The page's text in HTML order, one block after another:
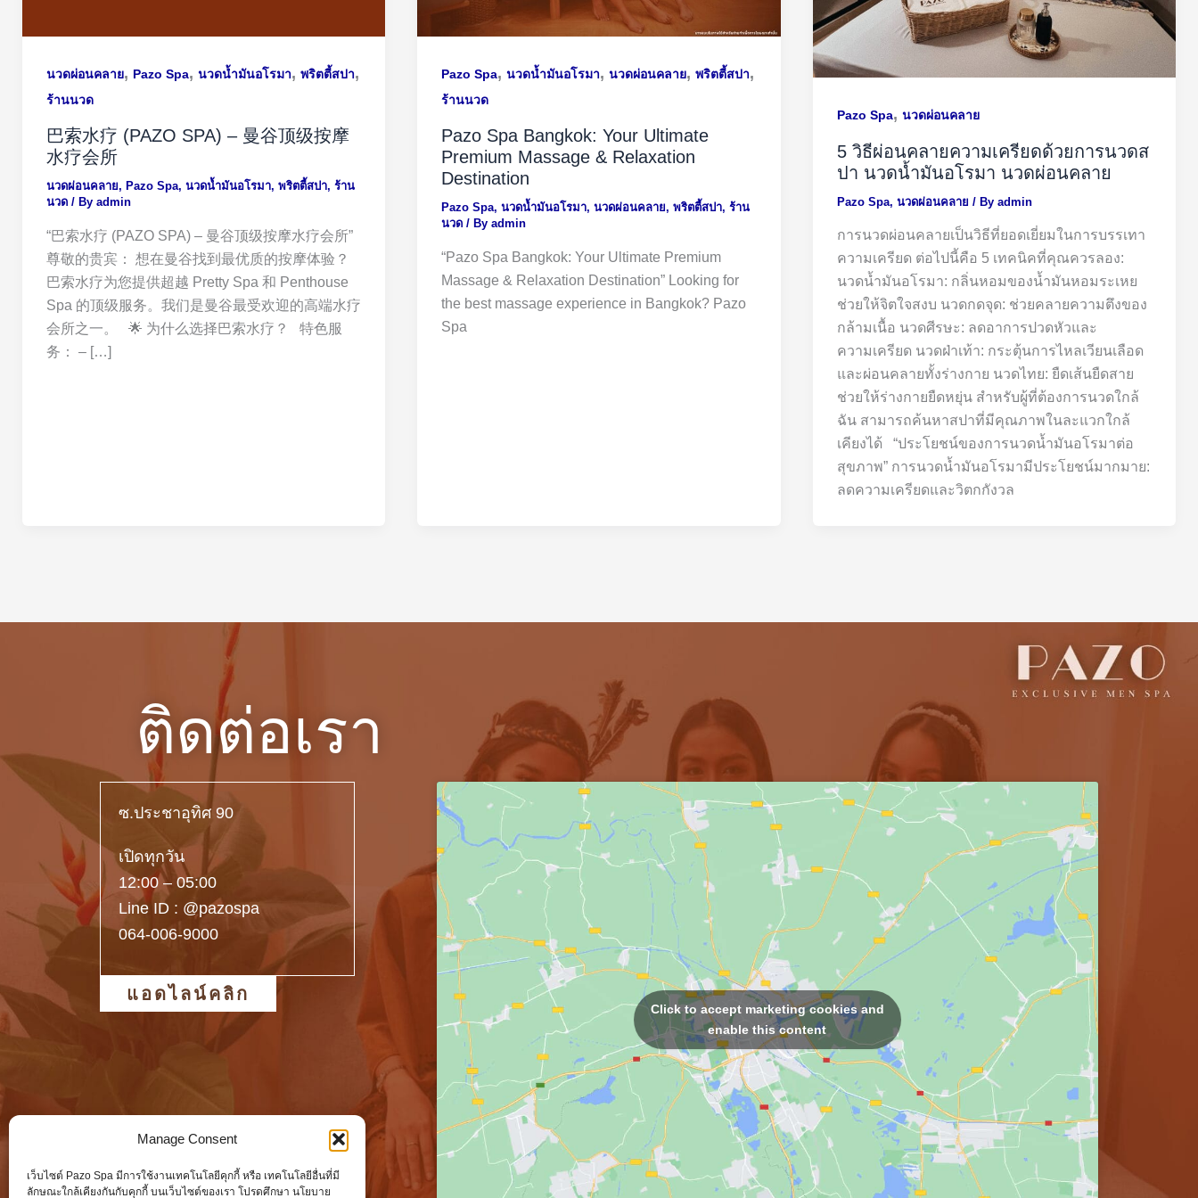
Manage Consent
เว็บไซต์ Pazo Spa มีการใช้งานเทคโนโลยีคุกกี้ หรือ เทคโนโลยีอื่นที่มี
ลักษณะใกล้เคียงกันกับคุกกี้ บนเว็บไซต์ของเรา โปรดศึกษา นโยบาย
นวดผ่อนคลาย, Pazo Spa, นวดน้ำมันอโรมา, พริตตี้สปา,
ร้านนวด
巴索水疗 (PAZO SPA) – 曼谷顶级按摩
水疗会所
นวดผ่อนคลาย, Pazo Spa, นวดน้ำมันอโรมา, พริตตี้สปา, ร้าน
นวด / By admin
“巴索水疗 (PAZO SPA) – 曼谷顶级按摩水疗会所”
尊敬的贵宾： 想在曼谷找到最优质的按摩体验？
巴索水疗为您提供超越 Pretty Spa 和 Penthouse
Spa 的顶级服务。我们是曼谷最受欢迎的高端水疗
会所之一。 🌟 为什么选择巴索水疗？ 特色服
务： – […]
Pazo Spa,นวดน้ำมันอโรมา,นวดผ่อนคลาย,พริตตี้สปา,
ร้านนวด
Pazo Spa Bangkok: Your Ultimate
Premium Massage & Relaxation
Destination
Pazo Spa,นวดน้ำมันอโรมา,นวดผ่อนคลาย,พริตตี้สปา,ร้าน
นวด / Byadmin
“Pazo Spa Bangkok: Your Ultimate Premium
Massage & Relaxation Destination” Looking for
the best massage experience in Bangkok? Pazo
Spa
Pazo Spa, นวดผ่อนคลาย
5 วิธีผ่อนคลายความเครียดด้วยการนวดส
ปา นวดน้ำมันอโรมา นวดผ่อนคลาย
Pazo Spa, นวดผ่อนคลาย / By admin
การนวดผ่อนคลายเป็นวิธีที่ยอดเยี่ยมในการบรรเทา
ความเครียด ต่อไปนี้คือ 5 เทคนิคที่คุณควรลอง:
นวดน้ำมันอโรมา: กลิ่นหอมของน้ำมันหอมระเหย
ช่วยให้จิตใจสงบ นวดกดจุด: ช่วยคลายความตึงของ
กล้ามเนื้อ นวดศีรษะ: ลดอาการปวดหัวและ
ความเครียด นวดฝ่าเท้า: กระตุ้นการไหลเวียนเลือด
และผ่อนคลายทั้งร่างกาย นวดไทย: ยืดเส้นยืดสาย
ช่วยให้ร่างกายยืดหยุ่น สำหรับผู้ที่ต้องการนวดใกล้
ฉัน สามารถค้นหาสปาที่มีคุณภาพในละแวกใกล้
เคียงได้ “ประโยชน์ของการนวดน้ำมันอโรมาต่อ
สุขภาพ” การนวดน้ำมันอโรมามีประโยชน์มากมาย:
ลดความเครียดและวิตกกังวล
ติดต่อเรา
ซ.ประชาอุทิศ 90
เปิดทุกวัน
12:00 – 05:00
Line ID : @pazospa
064-006-9000
แอดไลน์คลิก
Click to accept marketing cookies and
enable this content